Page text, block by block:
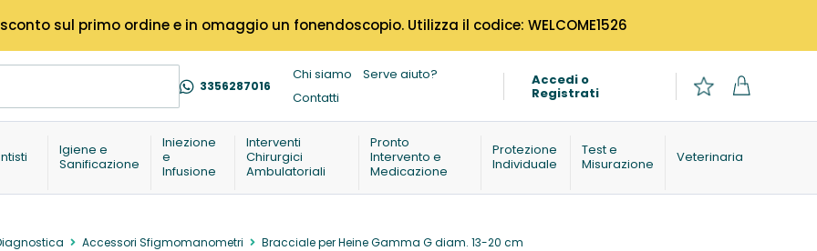
sul primo ordine e in omaggio un fonendoscopio. Utilizza il codice: WELCOME1526
3356287016
Chi siamo
Serve aiuto?
Contatti
Accedi o
Registrati
Igiene e
Sanificazione
Iniezione
e
Infusione
Interventi
Chirurgici
Ambulatoriali
Pronto
Intervento e
Medicazione
Protezione
Individuale
Test e
Misurazione
Veterinaria
Accessori Sfigmomanometri Bracciale per Heine Gamma G diam. 13-20 cm